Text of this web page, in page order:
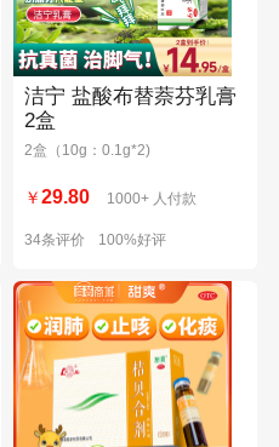
洁宁 盐酸布替萘芬乳膏
2盒
2盒（10g：0.1g*2)
￥29.80 1000+ 人付款
34条评价 100%好评